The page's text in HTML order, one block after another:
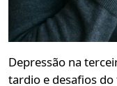
Depressão na
tardio e desafios